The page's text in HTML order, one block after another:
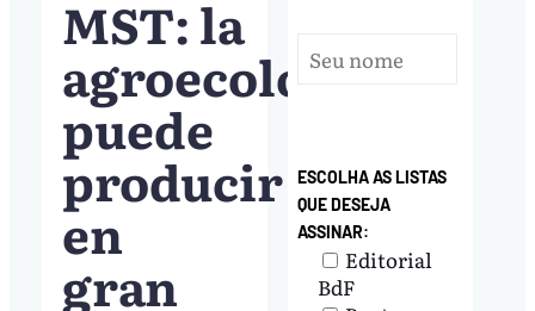
MST: la
agroecología
puede
producir
en
gran
ESCOLHA AS LISTAS
QUE DESEJA
ASSINAR:
Editorial
BdF